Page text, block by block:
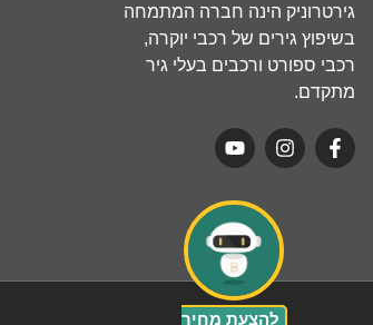
להצעת מחיר
גירטרוניק הינה חברה המתמחה
בשיפוץ גירים של רכבי יוקרה,
רכבי ספורט ורכבים בעלי גיר
מתקדם.